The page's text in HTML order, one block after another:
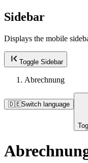
Sidebar
Displays the mobile
Toggle Sidebar
Abrechnung
🇩🇪Switch language